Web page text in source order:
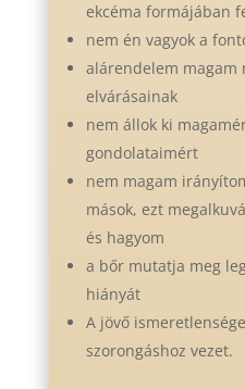
ekcéma formájában
nem én vagyok a
alárendelem magam
elvárásainak
nem állok ki
gondolataimért
nem magam
mások, ezt
és hagyom
a bőr mutatja meg
hiányát
A jövő
szorongáshoz vezet.